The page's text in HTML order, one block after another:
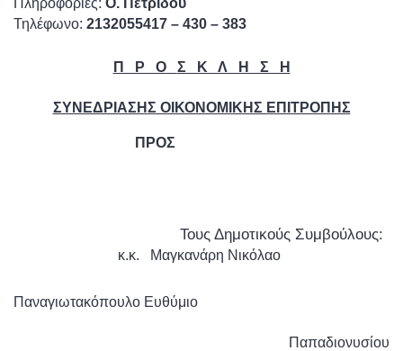
Πληροφορίες: Ο. Πετρίδου
Τηλέφωνο: 2132055417 – 430 – 383
Π Ρ Ο Σ Κ Λ Η Σ Η
ΣΥΝΕΔΡΙΑΣΗΣ ΟΙΚΟΝΟΜΙΚΗΣ ΕΠΙΤΡΟΠΗΣ
ΠΡΟΣ
Τους Δημοτικούς Συμβούλους:
κ.κ. Μαγκανάρη Νικόλαο
Παναγιωτακόπουλο Ευθύμιο
Παπαδιονυσίου